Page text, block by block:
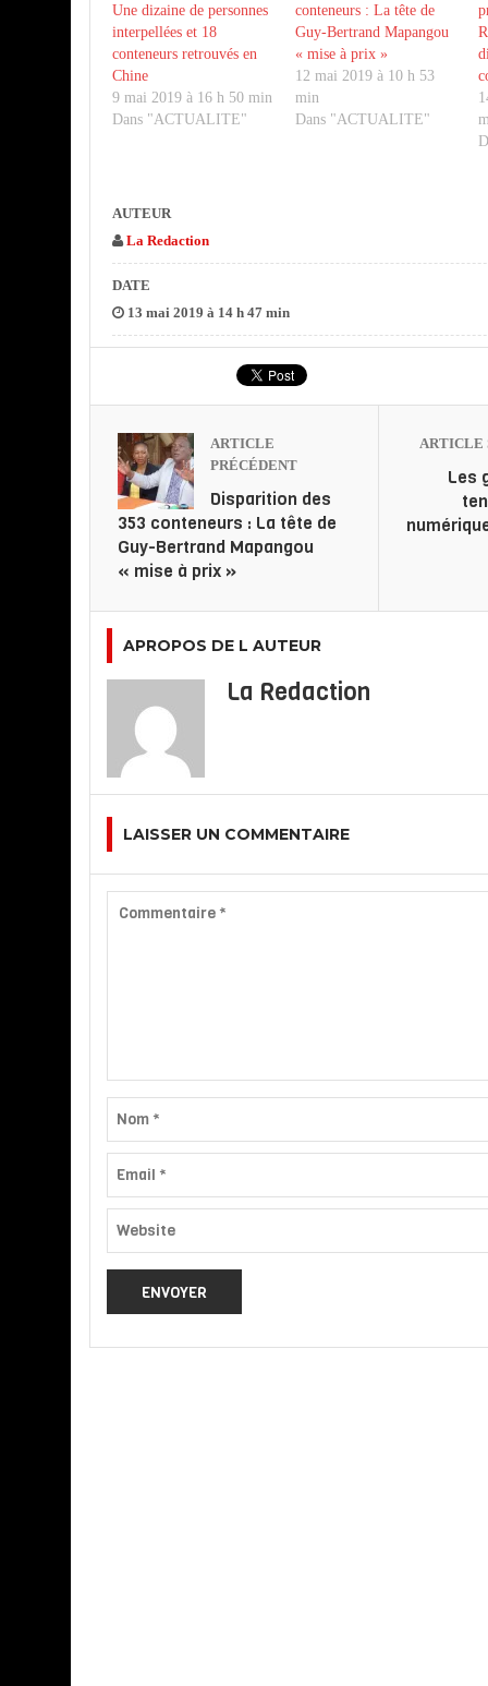
Une dizaine de personnes
interpellées et 18
conteneurs retrouvés en
Chine
9 mai 2019 à 16 h 50 min
Dans "ACTUALITE"
conteneurs : La tête de
Guy-Bertrand Mapangou
« mise à prix »
12 mai 2019 à 10 h 53
min
Dans "ACTUALITE"
AUTEUR
La Redaction
DATE
13 mai 2019 à 14 h 47 min
ARTICLE
PRÉCÉDENT
Disparition des
353 conteneurs : La tête de
Guy-Bertrand Mapangou
« mise à prix »
ARTICLE
Les
APROPOS DE L AUTEUR
La Redaction
LAISSER UN COMMENTAIRE